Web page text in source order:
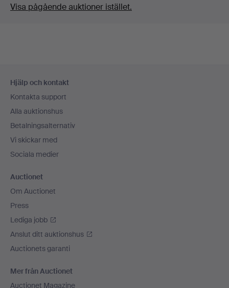
Visa pågående auktioner istället.
Hjälp och kontakt
Kontakta support
Alla auktionshus
Betalningsalternativ
Vi skickar med
Sociala medier
Auctionet
Om Auctionet
Press
Lediga jobb
Anslut ditt auktionshus
Auctionets garanti
Mer från Auctionet
Auctionet Magazine